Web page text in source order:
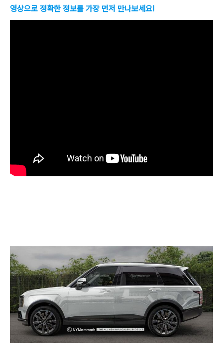
영상으로 정확한 정보를 가장 먼저 만나보세요!